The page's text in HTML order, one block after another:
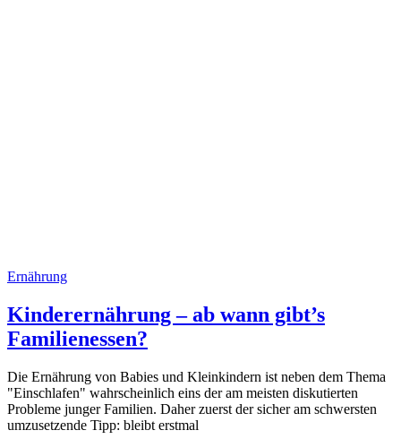
Ernährung
Kinderernährung – ab wann gibt’s
Familienessen?
Die Ernährung von Babies und Kleinkindern ist neben dem Thema
"Einschlafen" wahrscheinlich eins der am meisten diskutierten
Probleme junger Familien. Daher zuerst der sicher am schwersten
umzusetzende Tipp: bleibt erstmal